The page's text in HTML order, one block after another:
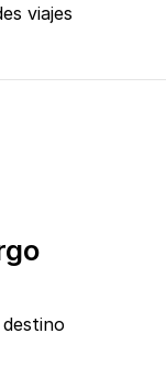
viajes